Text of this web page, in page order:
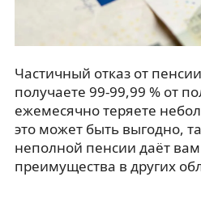
Частичный отказ от
получаете 99-99,99 % от
ежемесячно теряете
это может быть выгодно,
неполной пенсии даёт
преимущества в других